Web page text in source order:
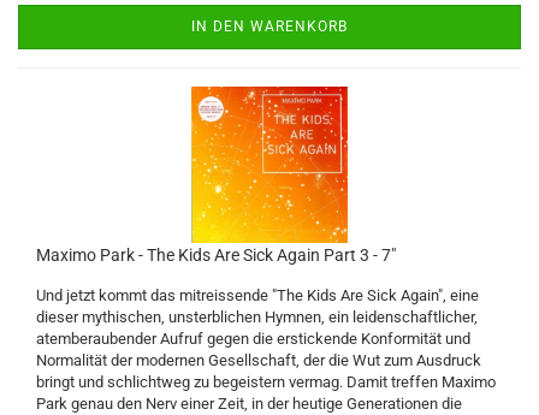
IN DEN WARENKORB
Maximo Park - The Kids Are Sick Again Part 3 - 7"
Und jetzt kommt das mitreissende "The Kids Are Sick Again", eine
dieser mythischen, unsterblichen Hymnen, ein leidenschaftlicher,
atemberaubender Aufruf gegen die erstickende Konformität und
Normalität der modernen Gesellschaft, der die Wut zum Ausdruck
bringt und schlichtweg zu begeistern vermag. Damit treffen Maximo
Park genau den Nerv einer Zeit, in der heutige Generationen die